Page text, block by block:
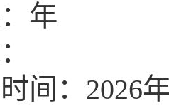
年
间：2026